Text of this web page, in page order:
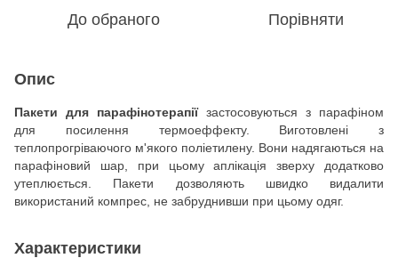
До обраного Порівняти
Опис
Пакети для парафінотерапіїзастосовуються з парафіном
для посилення термоеффекту. Виготовлені з
теплопрогріваючого м'якого поліетилену. Вони надягаються на
парафіновий шар, при цьому аплікація зверху додатково
утеплюється. Пакети дозволяють швидко видалити
використаний компрес, не забруднивши при цьому одяг.
Характеристики